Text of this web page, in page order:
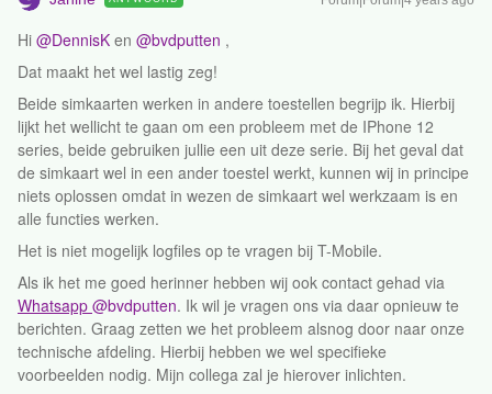
Hi @DennisK en @bvdputten ,
Dat maakt het wel lastig zeg!
Beide simkaarten werken in andere toestellen begrijp ik. Hierbij
lijkt het wellicht te gaan om een probleem met de IPhone 12
series, beide gebruiken jullie een uit deze serie. Bij het geval dat
de simkaart wel in een ander toestel werkt, kunnen wij in principe
niets oplossen omdat in wezen de simkaart wel werkzaam is en
alle functies werken.
Het is niet mogelijk logfiles op te vragen bij T-Mobile.
Als ik het me goed herinner hebben wij ook contact gehad via
Whatsapp @bvdputten. Ik wil je vragen ons via daar opnieuw te
berichten. Graag zetten we het probleem alsnog door naar onze
technische afdeling. Hierbij hebben we wel specifieke
voorbeelden nodig. Mijn collega zal je hierover inlichten.